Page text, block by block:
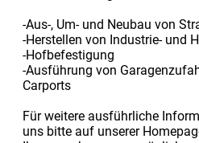
-Aus-, Um- und Neubau von
-Herstellen von Industrie- und
-Hofbefestigung
-Ausführung von
Carports
Für weitere ausführliche
uns bitte auf unserer